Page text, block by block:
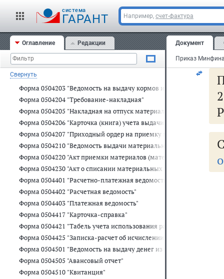
cистема
ГАРАНТ Например, счет-фактура
Оглавление Редакции
Свернуть
Форма 0504102 "Накладная на внутреннее перемещение
Форма 0504103 "Акт приема-сдачи отремонтированных,
Форма 0504104 "Акт о списании объектов нефинансовых активов
Форма 0504105 "Акт о списании транспортного средства"
Форма 0504143 "Акт о списании мягкого и хозяйственного
Форма 0504144 "Акт о списании исключенных объектов
Форма 0504202 "Меню-требование на выдачу продуктов питания"
Форма 0504203 "Ведомость на выдачу кормов и фуража"
Форма 0504204 "Требование-накладная"
Форма 0504205 "Накладная на отпуск материалов (материальных
Форма 0504206 "Карточка (книга) учета выдачи имущества в
Форма 0504207 "Приходный ордер на приемку материальных
Форма 0504210 "Ведомость выдачи материальных ценностей на
Форма 0504220 "Акт приемки материалов (материальных
Форма 0504230 "Акт о списании материальных запасов"
Форма 0504401 "Расчетно-платежная ведомость"
Форма 0504402 "Расчетная ведомость"
Форма 0504403 "Платежная ведомость"
Форма 0504417 "Карточка-справка"
Форма 0504421 "Табель учета использования рабочего времени"
Форма 0504425 "Записка-расчет об исчислении среднего
Форма 0504501 "Ведомость на выдачу денег из кассы
Форма 0504505 "Авансовый отчет"
Форма 0504510 "Квитанция"
Документ